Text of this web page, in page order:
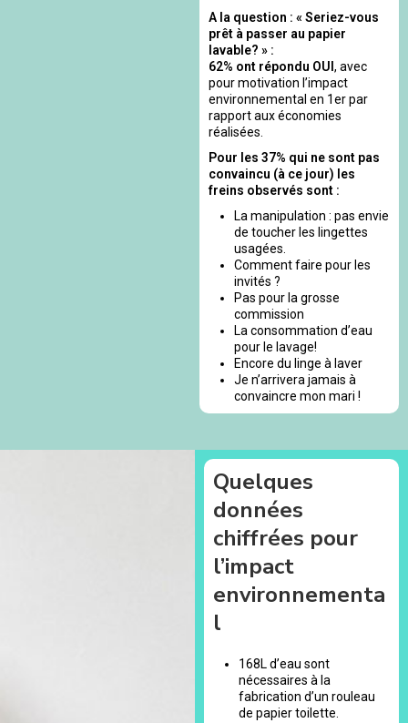
A la question : « Seriez-vous
prêt à passer au papier
lavable? » :
62% ont répondu OUI, avec
pour motivation l’impact
environnemental en 1er par
rapport aux économies
réalisées.
Pour les 37% qui ne sont pas
convaincu (à ce jour) les
freins observés sont :
La manipulation : pas envie
de toucher les lingettes
usagées.
Comment faire pour les
invités ?
Pas pour la grosse
commission
La consommation d’eau
pour le lavage!
Encore du linge à laver
Je n’arrivera jamais à
convaincre mon mari !
Quelques
données
chiffrées pour
l’impact
environnementa
l
168L d’eau sont
nécessaires à la
fabrication d’un rouleau
de papier toilette.